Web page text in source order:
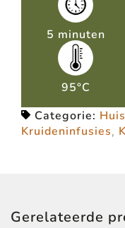
5 minuten
95°C
Categorie:
Kruideninfusies,
Gerelateerde